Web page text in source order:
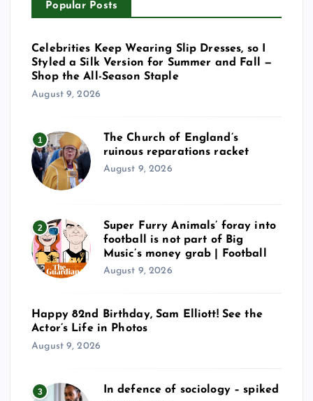
Popular Posts
Celebrities Keep Wearing Slip Dresses, so I
Styled a Silk Version for Summer and Fall —
Shop the All-Season Staple
August 9, 2026
1
The Church of England’s
ruinous reparations racket
August 9, 2026
2
Super Furry Animals’ foray into
football is not part of Big
Music’s money grab | Football
August 9, 2026
Happy 82nd Birthday, Sam Elliott! See the
Actor’s Life in Photos
August 9, 2026
3 In defence of sociology – spiked